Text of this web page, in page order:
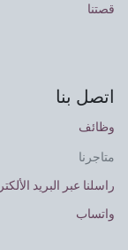
قصتنا
اتصل بنا
وظائف
متاجرنا
راسلنا عبر البريد
واتساب